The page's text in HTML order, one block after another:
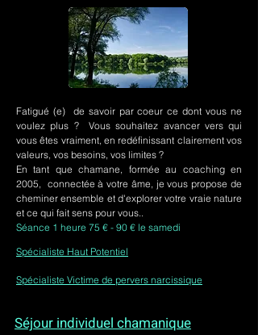
Fatigué (e) de savoir par coeur ce dont vous ne
voulez plus ? Vous souhaitez avancer vers qui
vous êtes vraiment, en redéfinissant clairement vos
valeurs, vos besoins, vos limites ?
En tant que chamane, formée au coaching en
2005, connectée à votre âme, je vous propose de
cheminer ensemble et d'explorer votre vraie nature
et ce qui fait sens pour vous..
Séance 1 heure 75 € - 90 € le samedi
Spécialiste Haut Potentiel
Spécialiste Victime de pervers narcissique
Séjour individuel chamanique